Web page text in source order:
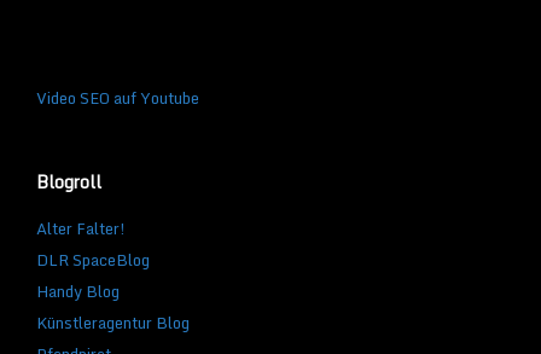
Video SEO auf Youtube
Blogroll
Alter Falter!
DLR SpaceBlog
Handy Blog
Künstleragentur Blog